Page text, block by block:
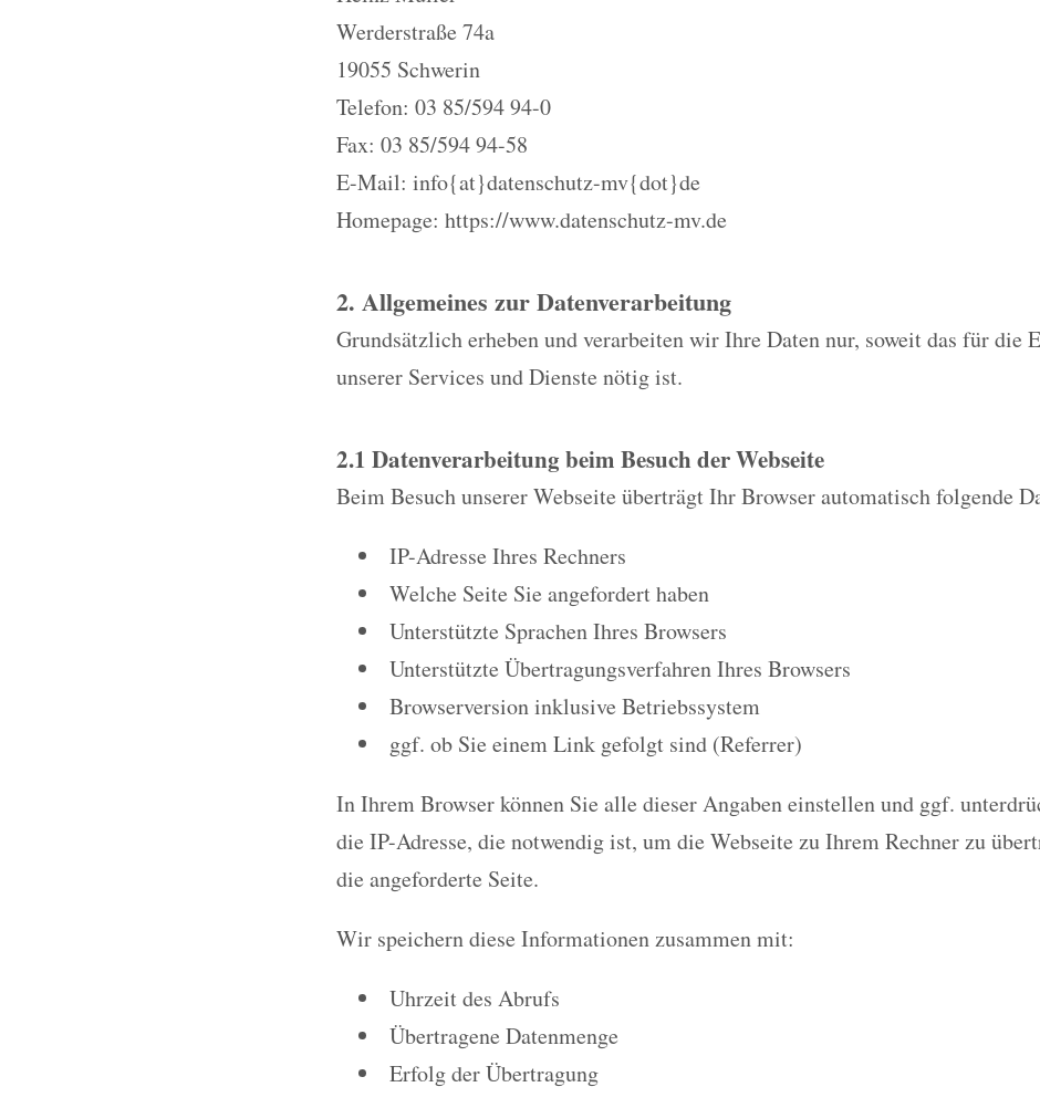
Werderstraße 74a
19055 Schwerin
Telefon: 03 85/594 94-0
Fax: 03 85/594 94-58
E-Mail: info{at}datenschutz-mv{dot}de
Homepage: https://www.datenschutz-mv.de
2. Allgemeines zur Datenverarbeitung
Grundsätzlich erheben und verarbeiten wir Ihre Daten nur, soweit das für die
unserer Services und Dienste nötig ist.
2.1 Datenverarbeitung beim Besuch der Webseite
Beim Besuch unserer Webseite überträgt Ihr Browser automatisch folgende
IP-Adresse Ihres Rechners
Welche Seite Sie angefordert haben
Unterstützte Sprachen Ihres Browsers
Unterstützte Übertragungsverfahren Ihres Browsers
Browserversion inklusive Betriebssystem
ggf. ob Sie einem Link gefolgt sind (Referrer)
In Ihrem Browser können Sie alle dieser Angaben einstellen und ggf.
die IP-Adresse, die notwendig ist, um die Webseite zu Ihrem Rechner zu
die angeforderte Seite.
Wir speichern diese Informationen zusammen mit:
Uhrzeit des Abrufs
Übertragene Datenmenge
Erfolg der Übertragung